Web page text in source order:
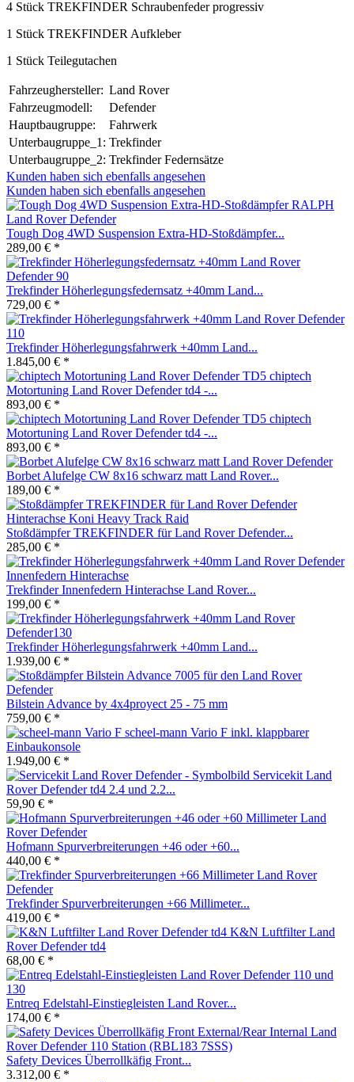
4 Stück TREKFINDER Schraubenfeder progressiv
1 Stück TREKFINDER Aufkleber
1 Stück Teilegutachen
Fahrzeughersteller: Land Rover
Fahrzeugmodell:
Defender
Hauptbaugruppe:
Fahrwerk
Unterbaugruppe_1: Trekfinder
Unterbaugruppe_2: Trekfinder Federnsätze
Kunden haben sich ebenfalls angesehen
Kunden haben sich ebenfalls angesehen
Tough Dog 4WD Suspension Extra-HD-Stoßdämpfer...
289,00 € *
Trekfinder Höherlegungsfedernsatz +40mm Land...
729,00 € *
Trekfinder Höherlegungsfahrwerk +40mm Land...
1.845,00 € *
chiptech
Motortuning Land Rover Defender td4 -...
893,00 € *
chiptech
Motortuning Land Rover Defender td4 -...
893,00 € *
Borbet Alufelge CW 8x16 schwarz matt Land Rover...
189,00 € *
Stoßdämpfer TREKFINDER für Land Rover Defender...
285,00 € *
Trekfinder Innenfedern Hinterachse Land Rover...
199,00 € *
Trekfinder Höherlegungsfahrwerk +40mm Land...
1.939,00 € *
Bilstein Advance by 4x4proyect 25 - 75 mm
759,00 € *
scheel-mann Vario F inkl. klappbarer
Einbaukonsole
1.949,00 € *
Servicekit Land
Rover Defender td4 2.4 und 2.2...
59,90 € *
Hofmann Spurverbreiterungen +46 oder +60...
440,00 € *
Trekfinder Spurverbreiterungen +66 Millimeter...
419,00 € *
K&N Luftfilter Land
Rover Defender td4
68,00 € *
Entreq Edelstahl-Einstiegleisten Land Rover...
174,00 € *
Safety Devices Überrollkäfig Front...
3.312,00 € *